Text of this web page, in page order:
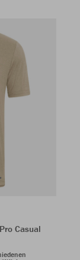
Casual